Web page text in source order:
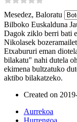
Mesedez, Baloratu
Bilboko Euskalduna
Dagok ziklo berri bati
Nikolasek
Etxabururi eman
bilakatu" nahi dutela
ekimena bultzatuko
aktibo bilakatzeko.
Created on
Aurrekoa